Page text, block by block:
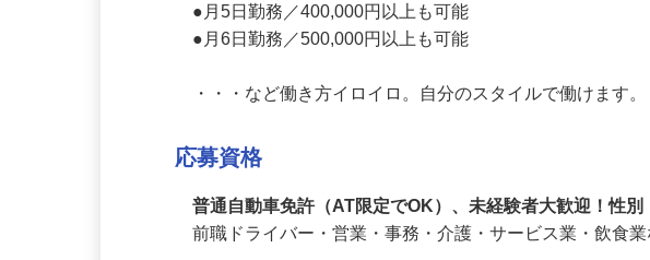
報酬：出来高制（月収300,000円～700,000円）
●月6日勤務／500,000円以上も可能
・・・など働き方イロイロ。自分のスタイルで働けます。
応募資格